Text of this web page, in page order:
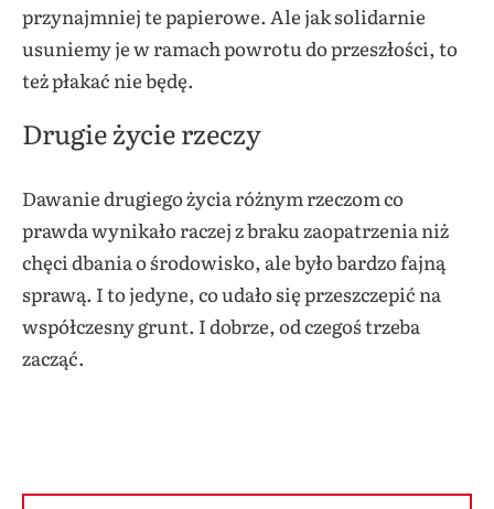
przynajmniej te papierowe. Ale jak solidarnie
usuniemy je w ramach powrotu do przeszłości, to
też płakać nie będę.
Drugie życie rzeczy
Dawanie drugiego życia różnym rzeczom co
prawda wynikało raczej z braku zaopatrzenia niż
chęci dbania o środowisko, ale było bardzo fajną
sprawą. I to jedyne, co udało się przeszczepić na
współczesny grunt. I dobrze, od czegoś trzeba
zacząć.